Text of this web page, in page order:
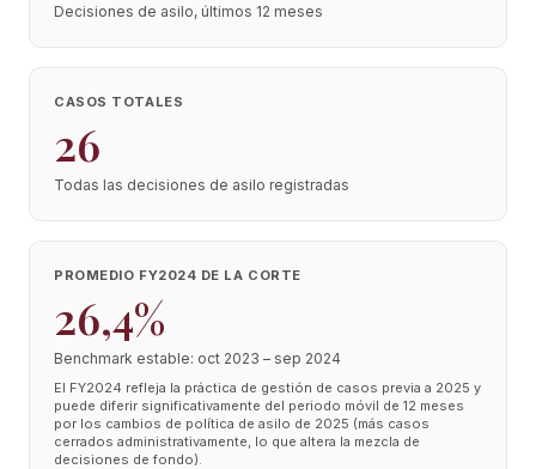
Decisiones de asilo, últimos 12 meses
CASOS TOTALES
26
Todas las decisiones de asilo registradas
PROMEDIO FY2024 DE LA CORTE
26,4%
Benchmark estable: oct 2023 – sep 2024
El FY2024 refleja la práctica de gestión de casos previa a 2025 y
puede diferir significativamente del periodo móvil de 12 meses
por los cambios de política de asilo de 2025 (más casos
cerrados administrativamente, lo que altera la mezcla de
decisiones de fondo).